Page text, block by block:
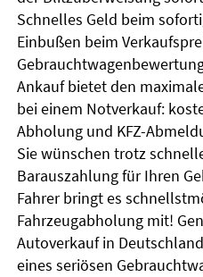
Schnelles Geld beim
Einbußen beim
Ankauf bietet den
bei einem Notverkauf:
Abholung und KFZ-
Sie wünschen trotz
Barauszahlung für Ihren
Fahrer bringt es
Fahrzeugabholung mit!
Autoverkauf in
eines seriösen